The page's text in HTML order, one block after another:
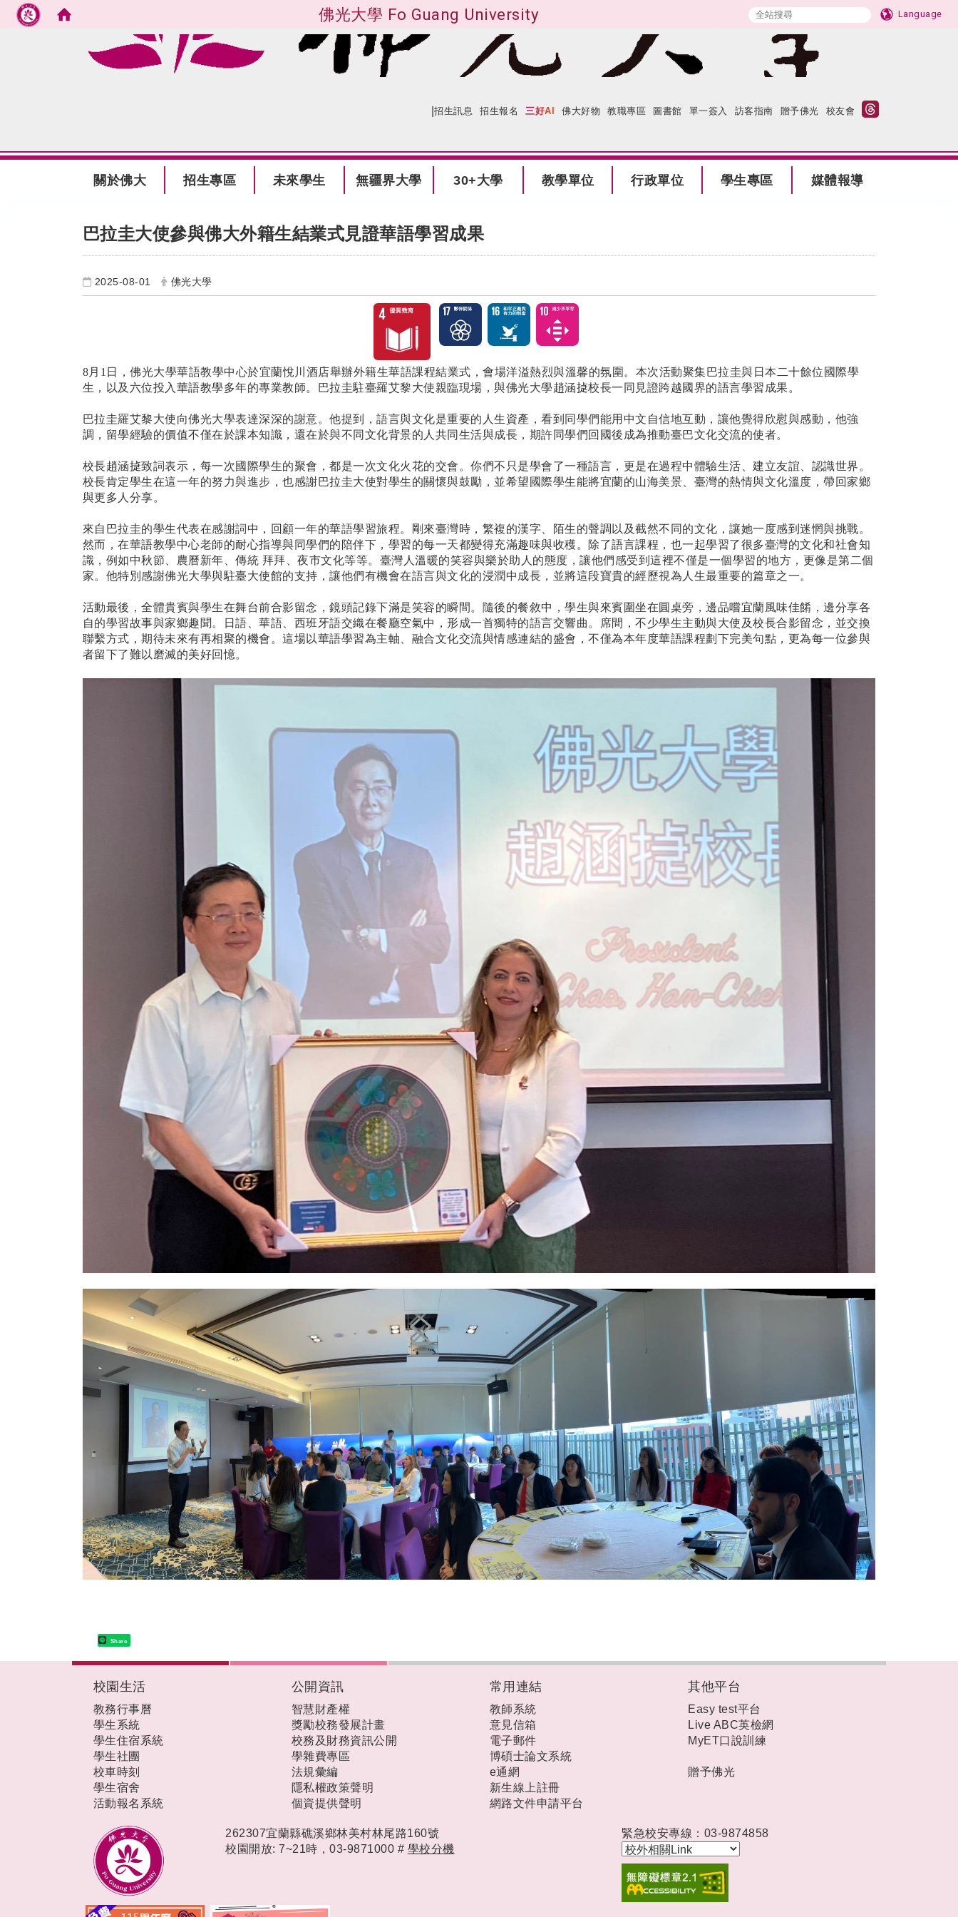
佛光大學 Fo Guang University Language
跳到主要內容
|招生訊息 招生報名 三好AI 佛大好物 教職專區 圖書館 單一簽入 訪客指南 贈予佛光 校友會
關於佛大 招生專區 未來學生 無疆界大學 30+大學 教學單位 行政單位 學生專區 媒體報導
巴拉圭大使參與佛大外籍生結業式見證華語學習成果
2025-08-01 佛光大學
8月 1 日，佛光大學華語教學中心於宜蘭悅川酒店舉辦外籍生華語課程結業式，會場洋溢熱烈與溫馨的氛圍。本次活動聚集巴拉圭與日本二十餘位國際學
生，以及六位投入華語教學多年的專業教師。巴拉圭駐臺羅艾黎大使親臨現場，與佛光大學趙涵㨗校長一同見證跨越國界的語言學習成果。
巴拉圭羅艾黎大使向佛光大學表達深深的謝意。他提到，語言與文化是重要的人生資產，看到同學們能用中文自信地互動，讓他覺得欣慰與感動，他強
調，留學經驗的價值不僅在於課本知識，還在於與不同文化背景的人共同生活與成長，期許同學們回國後成為推動臺巴文化交流的使者。
校長趙涵㨗致詞表示，每一次國際學生的聚會，都是一次文化火花的交會。你們不只是學會了一種語言，更是在過程中體驗生活、建立友誼、認識世界。
校長肯定學生在這一年的努力與進步，也感謝巴拉圭大使對學生的關懷與鼓勵，並希望國際學生能將宜蘭的山海美景、臺灣的熱情與文化溫度，帶回家鄉
與更多人分享。
來自巴拉圭的學生代表在感謝詞中，回顧一年的華語學習旅程。剛來臺灣時，繁複的漢字、陌生的聲調以及截然不同的文化，讓她一度感到迷惘與挑戰。
然而，在華語教學中心老師的耐心指導與同學們的陪伴下，學習的每一天都變得充滿趣味與收穫。除了語言課程，也一起學習了很多臺灣的文化和社會知
識，例如中秋節、農曆新年、傳統 拜拜、夜市文化等等。臺灣人溫暖的笑容與樂於助人的態度，讓他們感受到這裡不僅是一個學習的地方，更像是第二個
家。他特別感謝佛光大學與駐臺大使館的支持，讓他們有機會在語言與文化的浸潤中成長，並將這段寶貴的經歷視為人生最重要的篇章之一。
活動最後，全體貴賓與學生在舞台前合影留念，鏡頭記錄下滿是笑容的瞬間。隨後的餐敘中，學生與來賓圍坐在圓桌旁，邊品嚐宜蘭風味佳餚，邊分享各
自的學習故事與家鄉趣聞。日語、華語、西班牙語交織在餐廳空氣中，形成一首獨特的語言交響曲。席間，不少學生主動與大使及校長合影留念，並交換
聯繫方式，期待未來有再相聚的機會。這場以華語學習為主軸、融合文化交流與情感連結的盛會，不僅為本年度華語課程劃下完美句點，更為每一位參與
者留下了難以磨滅的美好回憶。
Share
校園生活
教務行事曆
學生系統
學生住宿系統
學生社團
校車時刻
學生宿舍
活動報名系統
公開資訊
智慧財產權
獎勵校務發展計畫
校務及財務資訊公開
學雜費專區
法規彙編
隱私權政策聲明
個資提供聲明
常用連結
教師系統
意見信箱
電子郵件
博碩士論文系統
e通網
新生線上註冊
網路文件申請平台
其他平台
Easy test平台
Live ABC英檢網
MyET口說訓練
贈予佛光
262307宜蘭縣礁溪鄉林美村林尾路160號
校園開放: 7~21時，03-9871000 # 學校分機
緊急校安專線：03-9874858